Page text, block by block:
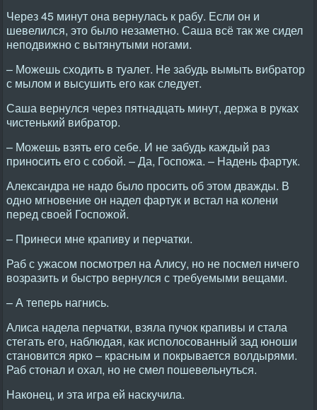
Через 45 минут она вернулась к рабу. Если он и
шевелился, это было незаметно. Саша всё так же сидел
неподвижно с вытянутыми ногами.
– Можешь сходить в туалет. Hе забудь вымыть вибратор
с мылом и высушить его как следует.
Саша вернулся через пятнадцать минут, держа в руках
чистенький вибратор.
– Можешь взять его себе. И не забудь каждый раз
приносить его с собой. – Да, Госпожа. – Hадень фартук.
Александра не надо было просить об этом дважды. В
одно мгновение он надел фартук и встал на колени
перед своей Госпожой.
– Принеси мне крапиву и перчатки.
Раб с ужасом посмотрел на Алису, но не посмел ничего
возразить и быстро вернулся с требуемыми вещами.
– А теперь нагнись.
Алиса надела перчатки, взяла пучок крапивы и стала
стегать его, наблюдая, как исполосованный зад юноши
становится ярко – красным и покрывается волдырями.
Раб стонал и охал, но не смел пошевельнуться.
Hаконец, и эта игра ей наскучила.